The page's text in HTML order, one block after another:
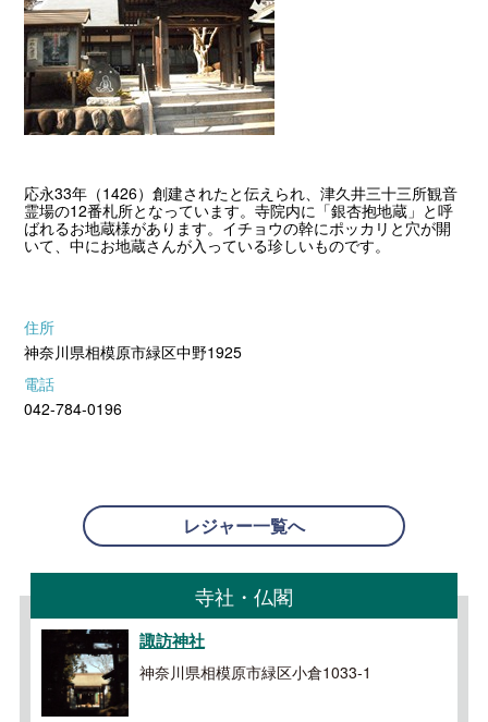
応永33年（1426）創建されたと伝えられ、津久井三十三所観音
霊場の12番札所となっています。寺院内に「銀杏抱地蔵」と呼
ばれるお地蔵様があります。イチョウの幹にポッカリと穴が開
いて、中にお地蔵さんが入っている珍しいものです。
住所
神奈川県相模原市緑区中野1925
電話
042-784-0196
レジャー一覧へ
寺社・仏閣
諏訪神社
神奈川県相模原市緑区小倉1033-1